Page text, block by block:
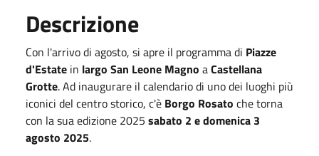
Descrizione
Con l'arrivo di agosto, si apre il programma di Piazze
d'Estate in largo San Leone Magno aCastellana
Grotte. Ad inaugurare il calendario di uno dei luoghi più
iconici del centro storico, c'è Borgo Rosato che torna
con la sua edizione 2025 sabato 2 e domenica 3
agosto 2025.